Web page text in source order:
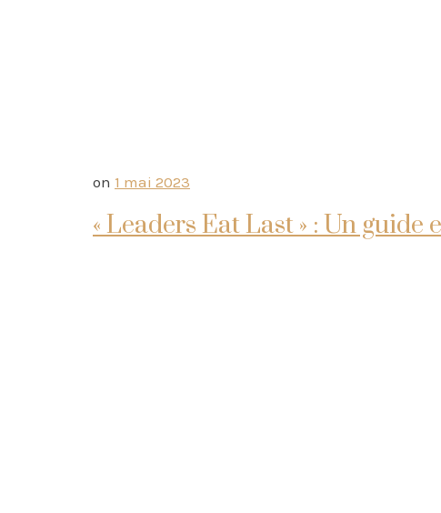
on 1 mai 2023
« Leaders Eat Last » : Un